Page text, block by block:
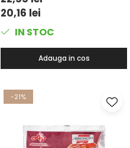
20,16 lei
IN STOC
Adauga in cos
-21%